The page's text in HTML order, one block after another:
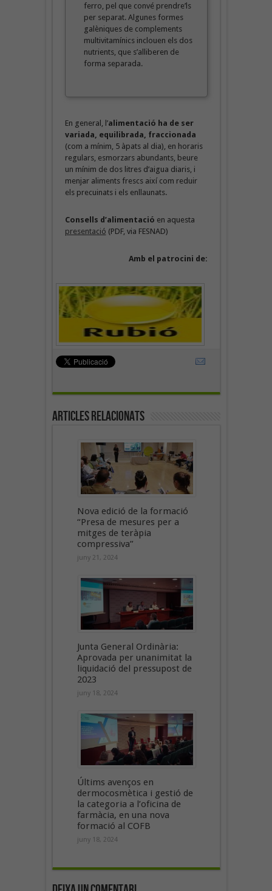
ferro, pel que convé prendre’ls
per separat. Algunes formes
galèniques de complements
multivitamínics inclouen els dos
nutrients, que s’alliberen de
forma separada.
En general, l’alimentació ha de ser
variada, equilibrada, fraccionada
(com a mínim, 5 àpats al dia), en horaris
regulars, esmorzars abundants, beure
un mínim de dos litres d’aigua diaris, i
menjar aliments frescs així com reduir
els precuinats i els enllaunats.
Consells d’alimentació en aquesta
presentació (PDF, via FESNAD)
Amb el patrocini de:
Articles Relacionats
Nova edició de la formació
“Presa de mesures per a
mitges de teràpia
compressiva”
juny 21, 2024
Junta General Ordinària:
Aprovada per unanimitat la
liquidació del pressupost de
2023
juny 18, 2024
Últims avenços en
dermocosmètica i gestió de
la categoria a l’oficina de
farmàcia, en una nova
formació al COFB
juny 18, 2024